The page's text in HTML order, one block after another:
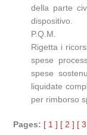
della parte
dispositivo.
P.Q.M.
Rigetta i
spese
spese
liquidate
per rimborso
Pages: [ 1 ] [ 2 ] [